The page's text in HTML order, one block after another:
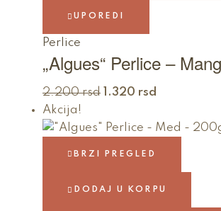
UPOREDI
Perlice
„Algues“ Perlice –
2.200rsd 1.320 rsd
Akcija!
BRZI PREGLED
DODAJ U KORPU